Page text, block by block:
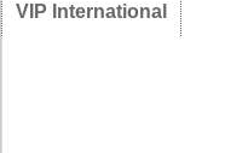
VIP International